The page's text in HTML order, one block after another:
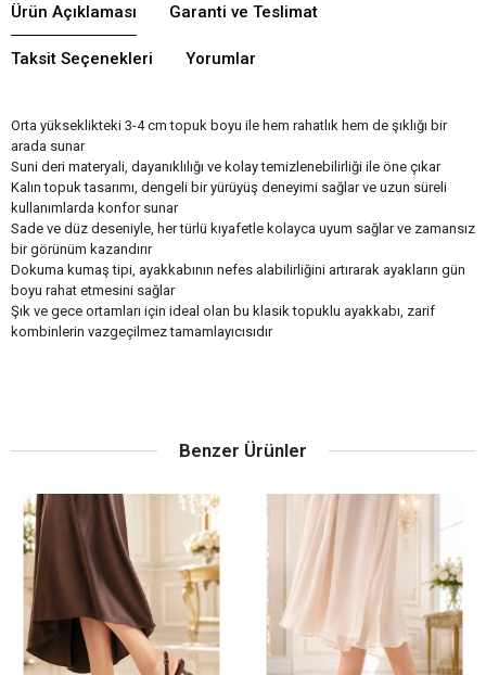
Ürün Açıklaması Garanti ve Teslimat
Taksit Seçenekleri Yorumlar
Orta yükseklikteki 3-4 cm topuk boyu ile hem rahatlık hem de şıklığı bir
arada sunar
Suni deri materyali, dayanıklılığı ve kolay temizlenebilirliği ile öne çıkar
Kalın topuk tasarımı, dengeli bir yürüyüş deneyimi sağlar ve uzun süreli
kullanımlarda konfor sunar
Sade ve düz deseniyle, her türlü kıyafetle kolayca uyum sağlar ve zamansız
bir görünüm kazandırır
Dokuma kumaş tipi, ayakkabının nefes alabilirliğini artırarak ayakların gün
boyu rahat etmesini sağlar
Şık ve gece ortamları için ideal olan bu klasik topuklu ayakkabı, zarif
kombinlerin vazgeçilmez tamamlayıcısıdır
Benzer Ürünler